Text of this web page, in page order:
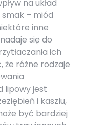
na układ
– miód
inne
się do
ich
że różne rodzaje
lipowy jest
i kaszlu,
być bardziej